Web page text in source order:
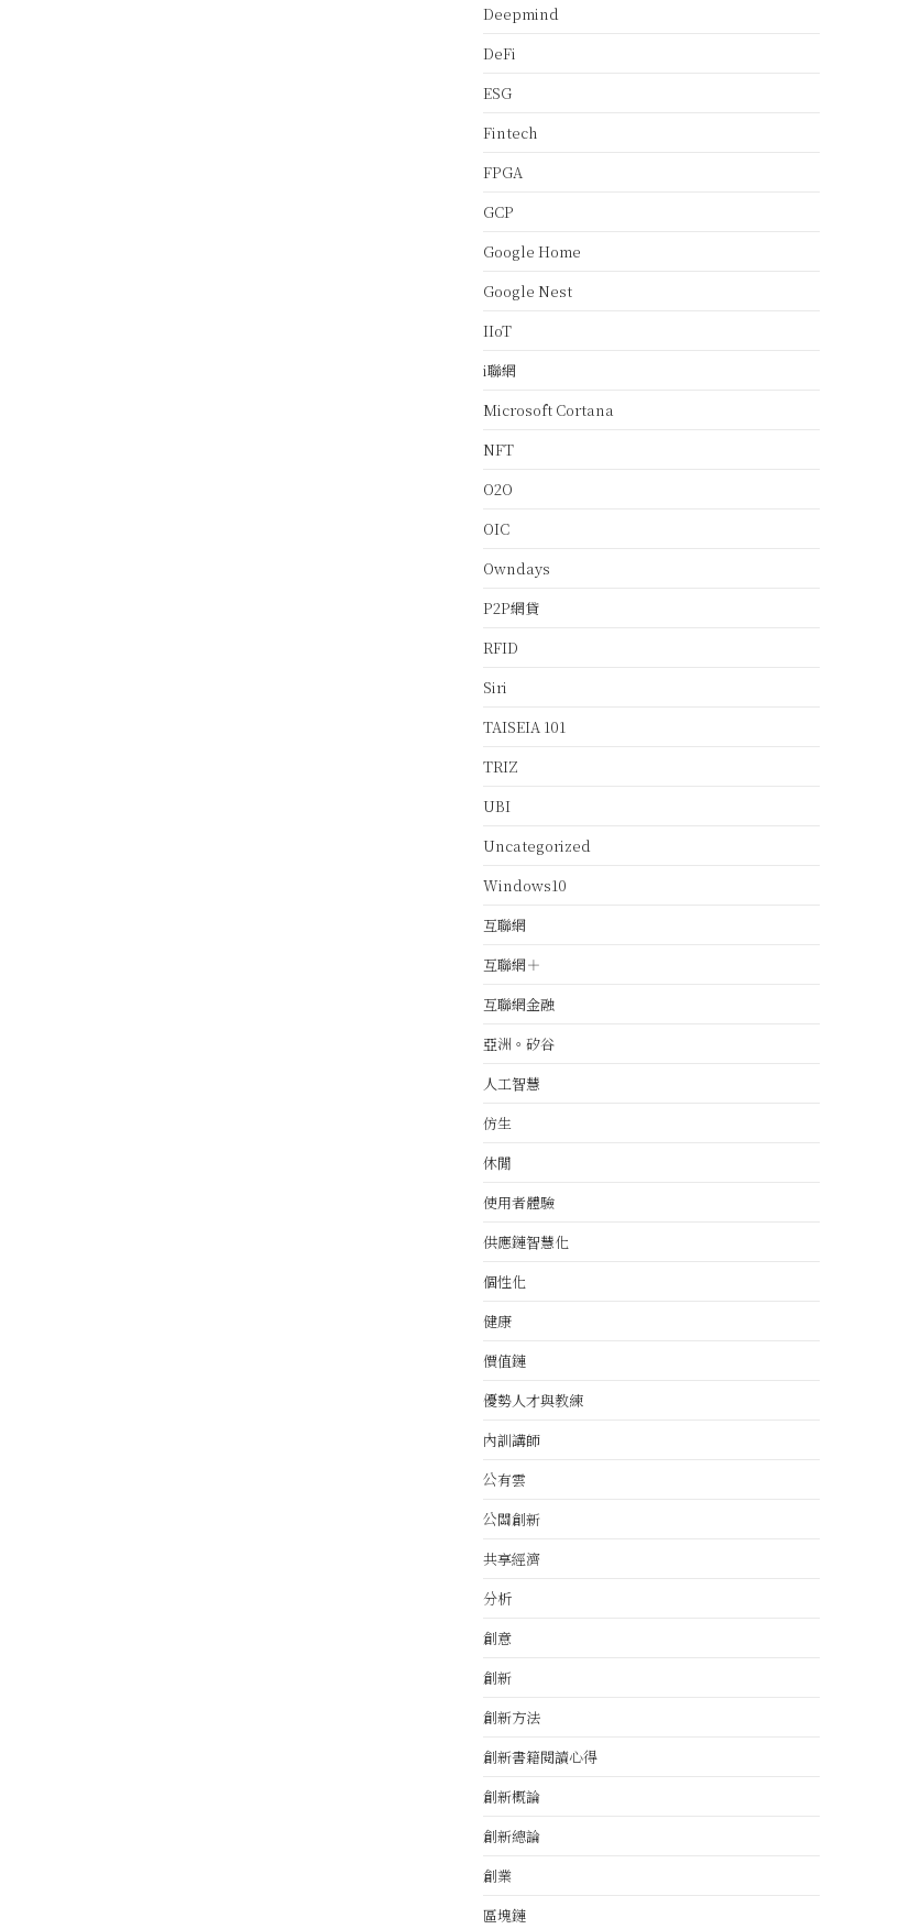
Deepmind
DeFi
ESG
Fintech
FPGA
GCP
Google Home
Google Nest
IIoT
i聯網
Microsoft Cortana
NFT
O2O
OIC
Owndays
P2P網貸
RFID
Siri
TAISEIA 101
TRIZ
UBI
Uncategorized
Windows10
互聯網
互聯網＋
互聯網金融
亞洲。矽谷
人工智慧
仿生
休閒
使用者體驗
供應鏈智慧化
個性化
健康
價值鏈
優勢人才與教練
內訓講師
公有雲
公關創新
共享經濟
分析
創意
創新
創新方法
創新書籍閱讀心得
創新概論
創新總論
創業
區塊鏈